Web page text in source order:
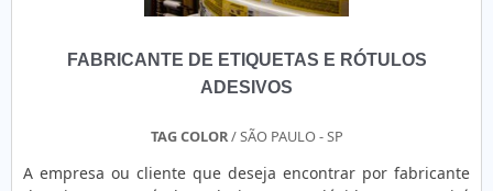
FABRICANTE DE ETIQUETAS E RÓTULOS
ADESIVOS
TAG COLOR/ SÃO PAULO - SP
A empresa ou cliente que deseja encontrar por fabricante